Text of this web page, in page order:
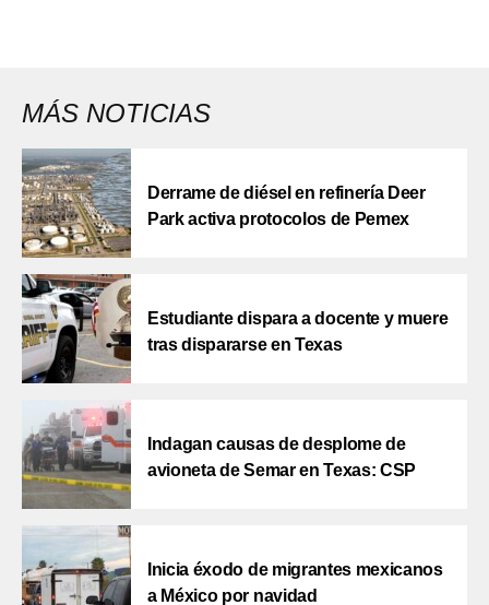
MÁS NOTICIAS
Derrame de diésel en refinería Deer
Park activa protocolos de Pemex
Estudiante dispara a docente y muere
tras dispararse en Texas
Indagan causas de desplome de
avioneta de Semar en Texas: CSP
Inicia éxodo de migrantes mexicanos
a México por navidad